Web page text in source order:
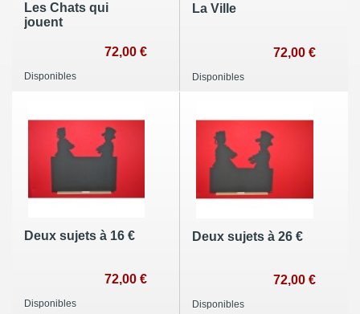
Les Chats qui
jouent
72,00 €
Disponibles
La Ville
72,00 €
Disponibles
Deux sujets à 16 €
72,00 €
Disponibles
Deux sujets à 26 €
72,00 €
Disponibles